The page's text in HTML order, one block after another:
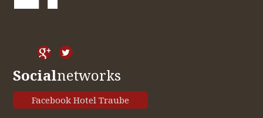
Socialnetworks
Facebook Hotel Traube